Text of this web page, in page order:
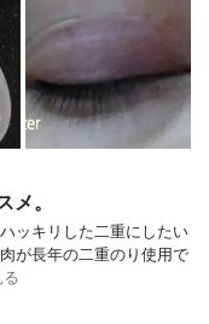
。
ッキリした二重にしたい
が長年の二重のり使用で